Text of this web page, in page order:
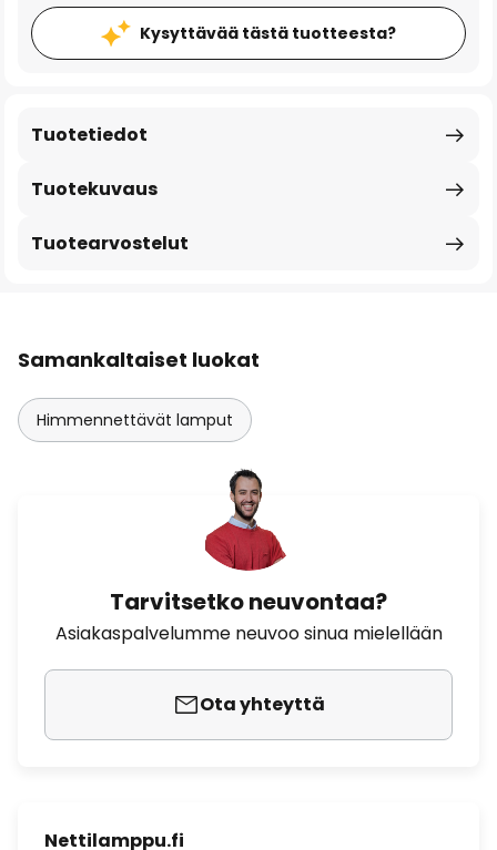
Kysyttävää tästä tuotteesta?
Tuotekuvaus
Tuotetiedot
Tuotearvostelut
Samankaltaiset luokat
Himmennettävät lamput
Tarvitsetko neuvontaa?
Asiakaspalvelumme neuvoo sinua mielellään
Ota yhteyttä
Nettilamppu.fi